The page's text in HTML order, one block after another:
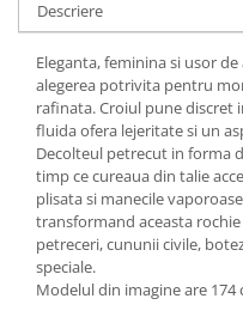
Descriere
Eleganta, feminina si usor
alegerea potrivita pentru
rafinata. Croiul pune discret
fluida ofera lejeritate si un
Decolteul petrecut in forma
timp ce cureaua din talie
plisata si manecile
transformand aceasta
petreceri, cununii civile,
speciale.
Modelul din imagine are 174